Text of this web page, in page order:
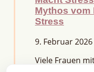
Mythos
Stress
9. Februar 2026
Viele Frauen